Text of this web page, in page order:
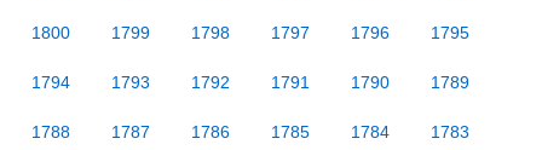
1800 1799 1798 1797 1796 1795
1794 1793 1792 1791 1790 1789
1788 1787 1786 1785 1784 1783